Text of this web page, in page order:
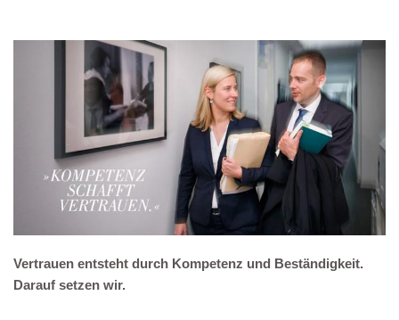
Vertrauen entsteht durch Kompetenz und Beständigkeit.
Darauf setzen wir.